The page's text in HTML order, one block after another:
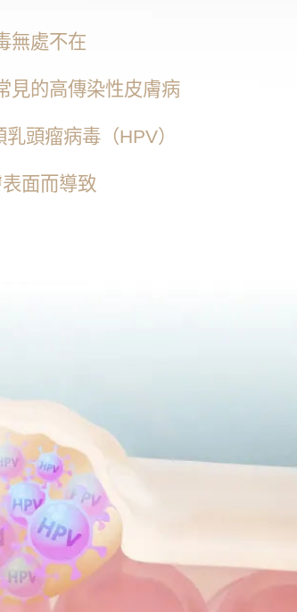
無處不在
見的高傳染性皮膚病
頭瘤病毒（HPV）
面而導致